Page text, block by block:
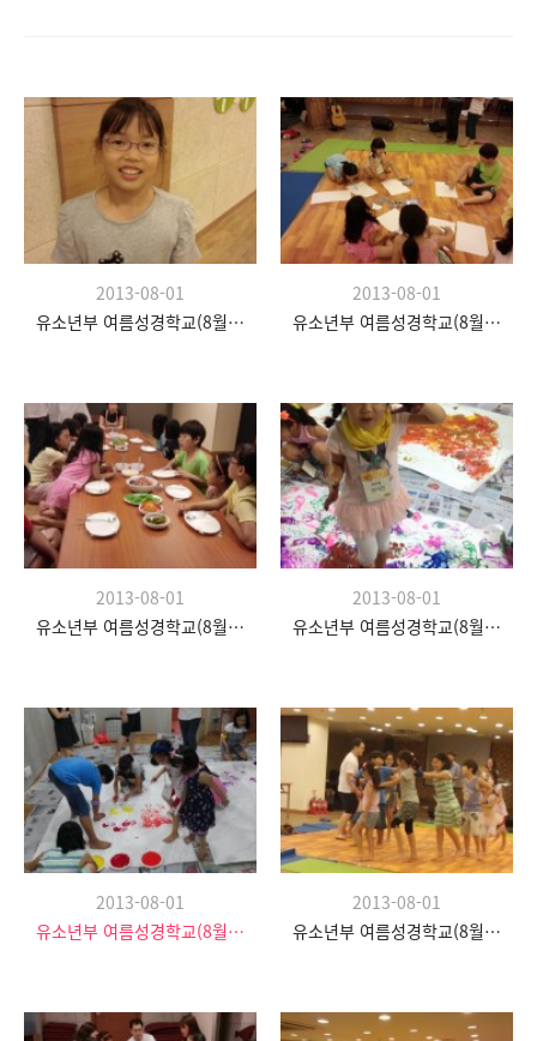
2013-08-01
유소년부 여름성경학교(8월 20일)
2013-08-01
유소년부 여름성경학교(8월 20일)
2013-08-01
유소년부 여름성경학교(8월 20일)
2013-08-01
유소년부 여름성경학교(8월 20일)
2013-08-01
유소년부 여름성경학교(8월 20일)
2013-08-01
유소년부 여름성경학교(8월 20일)